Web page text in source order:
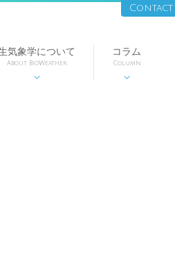
気象学について
About BioWeather

コラム
Column

Contact